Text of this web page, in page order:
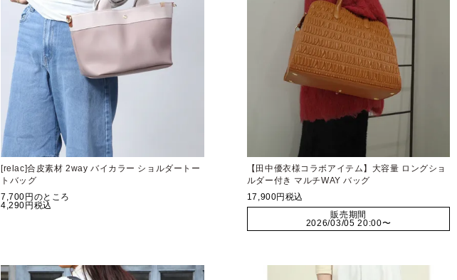
[relac]合皮素材 2way バイカラー ショルダートー
トバッグ
7,700
のところ
4,290
税込
【田中優衣様コラボアイテム】大容量 ロングショ
ルダー付き マルチWAY バッグ
17,900
税込
販売期間
2026/03/05 20:00〜